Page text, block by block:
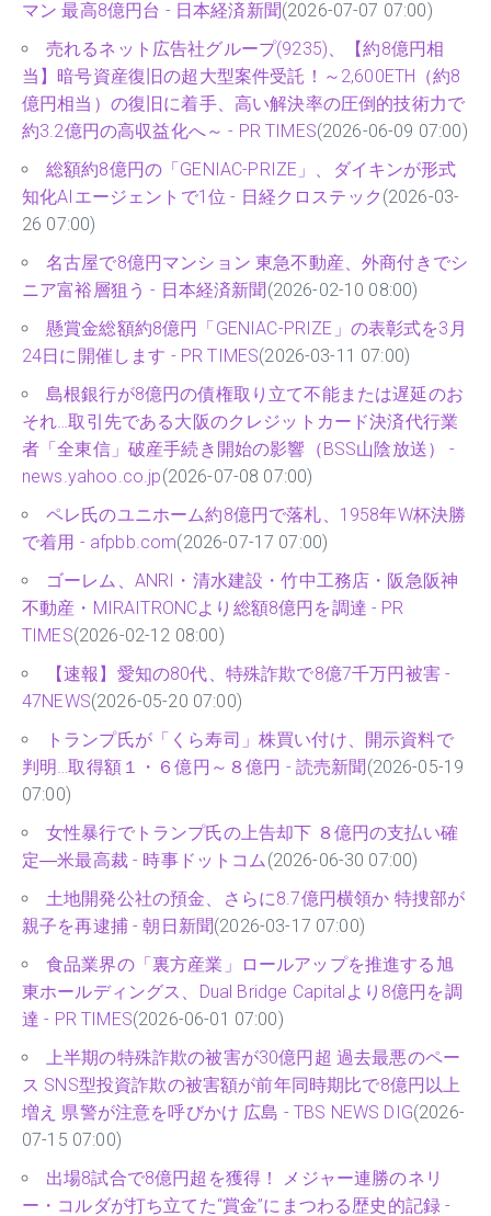
マン 最高8億円台 - 日本経済新聞(2026-07-07 07:00)
売れるネット広告社グループ(9235)、【約8億円相
当】暗号資産復旧の超大型案件受託！～2,600ETH（約8
億円相当）の復旧に着手、高い解決率の圧倒的技術力で
約3.2億円の高収益化へ～ - PR TIMES(2026-06-09 07:00)
総額約8億円の「GENIAC-PRIZE」、ダイキンが形式
知化AIエージェントで1位 - 日経クロステック (2026-03-
26 07:00)
名古屋で8億円マンション 東急不動産、外商付きでシ
ニア富裕層狙う - 日本経済新聞 (2026-02-10 08:00)
懸賞金総額約8億円「GENIAC-PRIZE」の表彰式を3月
24日に開催します - PR TIMES(2026-03-11 07:00)
島根銀行が8億円の債権取り立て不能または遅延のお
それ…取引先である大阪のクレジットカード決済代行業
者「全東信」破産手続き開始の影響（BSS山陰放送） -
news.yahoo.co.jp(2026-07-08 07:00)
ペレ氏のユニホーム約8億円で落札、1958年W杯決勝
で着用 - afpbb.com(2026-07-17 07:00)
ゴーレム、ANRI・清水建設・竹中工務店・阪急阪神
不動産・MIRAITRONCより総額8億円を調達 - PR
TIMES(2026-02-12 08:00)
【速報】愛知の80代、特殊詐欺で8億7千万円被害 -
47NEWS(2026-05-20 07:00)
トランプ氏が「くら寿司」株買い付け、開示資料で
判明…取得額１・６億円～８億円 - 読売新聞 (2026-05-19
07:00)
女性暴行でトランプ氏の上告却下 ８億円の支払い確
定―米最高裁 - 時事ドットコム(2026-06-30 07:00)
土地開発公社の預金、さらに8.7億円横領か 特捜部が
親子を再逮捕 - 朝日新聞(2026-03-17 07:00)
食品業界の「裏方産業」ロールアップを推進する旭
東ホールディングス、Dual Bridge Capitalより8億円を調
達 - PR TIMES(2026-06-01 07:00)
上半期の特殊詐欺の被害が30億円超 過去最悪のペー
ス SNS型投資詐欺の被害額が前年同時期比で8億円以上
増え 県警が注意を呼びかけ 広島 - TBS NEWS DIG(2026-
07-15 07:00)
出場8試合で8億円超を獲得！ メジャー連勝のネリ
ー・コルダが打ち立てた“賞金”にまつわる歴史的記録 -